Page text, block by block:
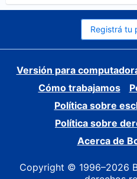
Registrá tu
Versión para
Cómo trabajamos
Política sobre
Política sobre
Acerca de
Copyright © 1996–2026